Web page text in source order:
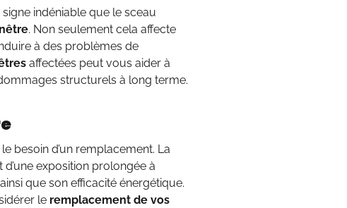
indéniable que le sceau
. Non seulement cela affecte
à des problèmes de
affectées peut vous aider à
structurels à long terme.
besoin d’un remplacement. La
exposition prolongée à
que son efficacité énergétique.
le remplacement de vos